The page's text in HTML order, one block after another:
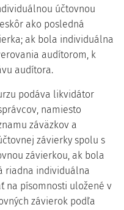
účtovnou
ako posledná
ak bola individuálna
audítorom, k
audítora.
podáva likvidátor
namiesto
záväzkov a
závierky spolu s
závierkou, ak bola
riadna individuálna
na písomnosti uložené v
závierok podľa